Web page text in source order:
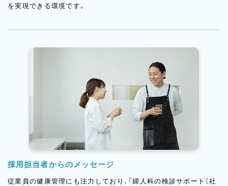
を実現できる環境です。
採用担当者からのメッセージ
従業員の健康管理にも注力しており、「婦人科の検診サポート（社